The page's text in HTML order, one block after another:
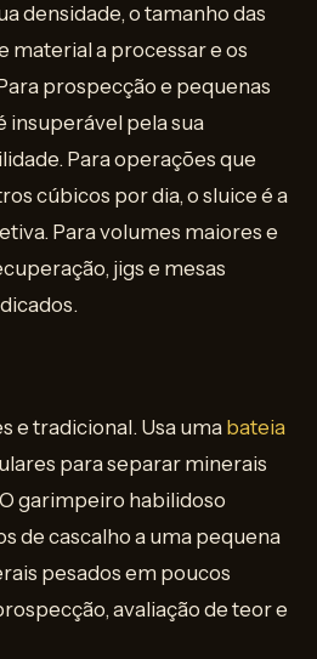
densidade, o tamanho das
material a processar e os
prospecção e pequenas
insuperável pela sua
Para operações que
cúbicos por dia, o sluice é a
Para volumes maiores e
jigs e mesas
e tradicional. Usa uma bateia
para separar minerais
garimpeiro habilidoso
de cascalho a uma pequena
pesados em poucos
avaliação de teor e